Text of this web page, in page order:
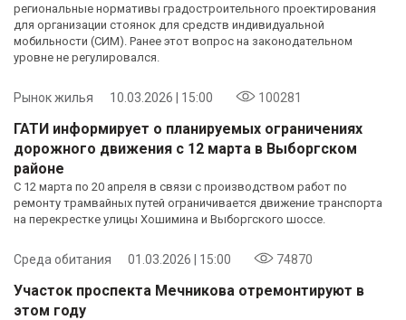
региональные нормативы градостроительного проектирования
для организации стоянок для средств индивидуальной
мобильности (СИМ). Ранее этот вопрос на законодательном
уровне не регулировался.
Рынок жилья 10.03.2026 | 15:00 100281
ГАТИ информирует о планируемых ограничениях
дорожного движения с 12 марта в Выборгском
районе
С 12 марта по 20 апреля в связи с производством работ по
ремонту трамвайных путей ограничивается движение транспорта
на перекрестке улицы Хошимина и Выборгского шоссе.
Среда обитания 01.03.2026 | 15:00 74870
Участок проспекта Мечникова отремонтируют в
этом году